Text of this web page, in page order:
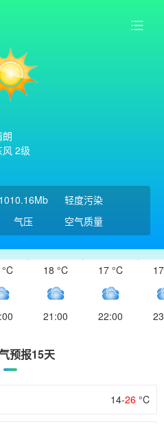
朗
风 2级
1010.16Mb
气压
轻度污染
空气质量
18 °C
21:00
17 °C
22:00
预报15天
14-26 °C